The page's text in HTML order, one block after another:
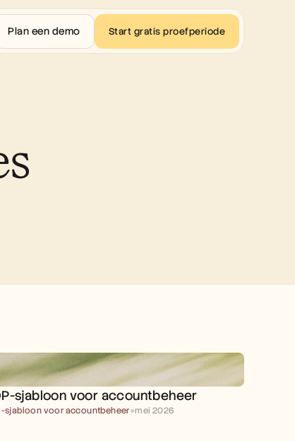
sjabloon voor accountbeheer
sjabloon voor accountbeheer●mei 2026
Plan een demo Start gratis proefperiode